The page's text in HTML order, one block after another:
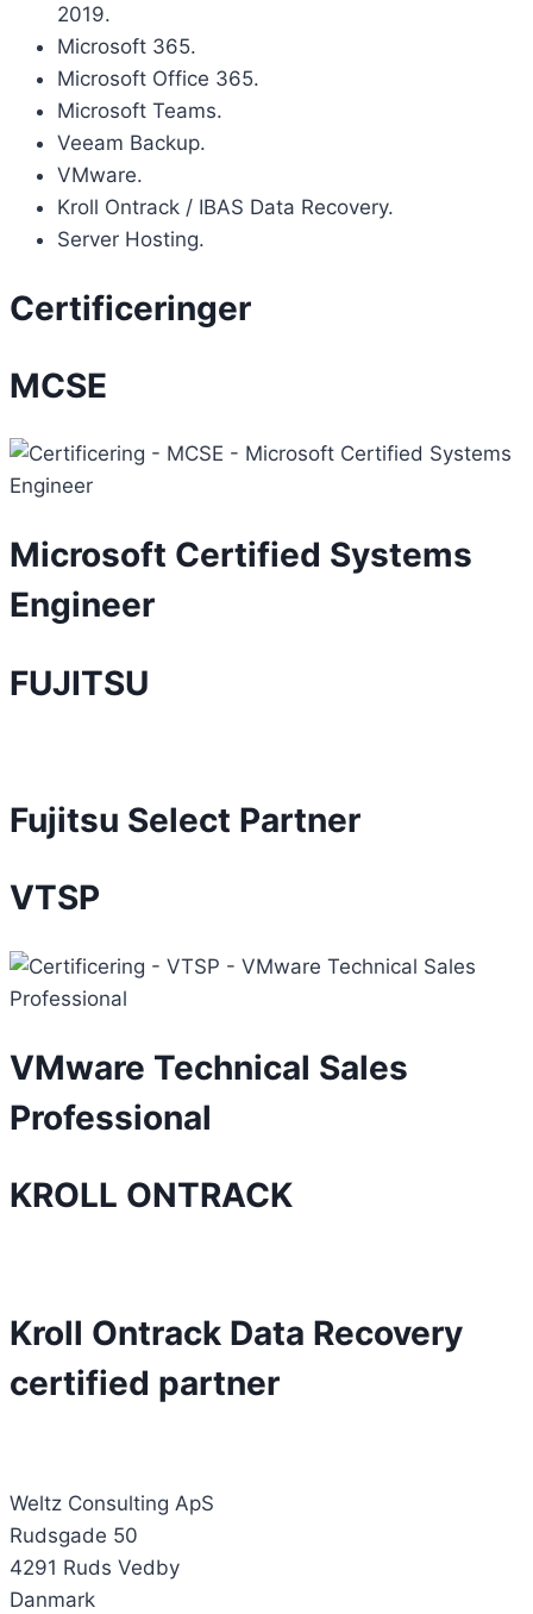
2019.
Microsoft 365.
Microsoft Office 365.
Microsoft Teams.
Veeam Backup.
VMware.
Kroll Ontrack / IBAS Data Recovery.
Server Hosting.
Certificeringer
MCSE
Microsoft Certified Systems
Engineer
FUJITSU
Fujitsu Select Partner
VTSP
VMware Technical Sales
Professional
KROLL ONTRACK
Kroll Ontrack Data Recovery
certified partner
Weltz Consulting ApS
Rudsgade 50
4291 Ruds Vedby
Danmark